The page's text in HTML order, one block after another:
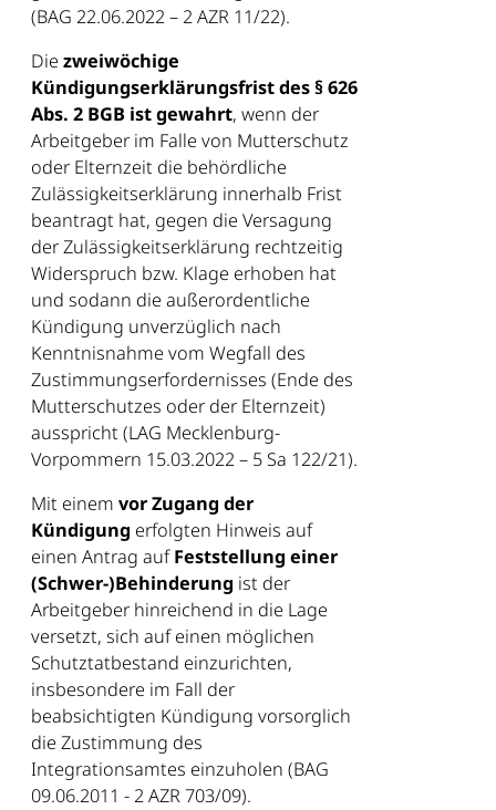
(BAG 22.06.2022 – 2 AZR 11/22).
Die zweiwöchige
Kündigungserklärungsfrist des § 626
Abs. 2 BGB ist gewahrt, wenn der
Arbeitgeber im Falle von Mutterschutz
oder Elternzeit die behördliche
Zulässigkeitserklärung innerhalb Frist
beantragt hat, gegen die Versagung
der Zulässigkeitserklärung rechtzeitig
Widerspruch bzw. Klage erhoben hat
und sodann die außerordentliche
Kündigung unverzüglich nach
Kenntnisnahme vom Wegfall des
Zustimmungserfordernisses (Ende des
Mutterschutzes oder der Elternzeit)
ausspricht (LAG Mecklenburg-
Vorpommern 15.03.2022 – 5 Sa 122/21).
Mit einem vor Zugang der
Kündigung erfolgten Hinweis auf
einen Antrag aufFeststellung einer
(Schwer-)Behinderung ist der
Arbeitgeber hinreichend in die Lage
versetzt, sich auf einen möglichen
Schutztatbestand einzurichten,
insbesondere im Fall der
beabsichtigten Kündigung vorsorglich
die Zustimmung des
Integrationsamtes einzuholen (BAG
09.06.2011 − 2 AZR 703/09).